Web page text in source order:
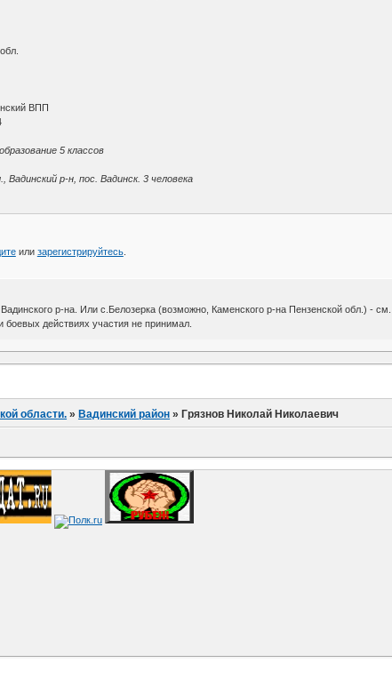
ВПП
5 классов
р-н, пос. Вадинск. 3 человека
или зарегистрируйтесь.
р-на. Или с.Белозерка (возможно, Каменского р-на Пензенской обл.) - см.
действиях участия не принимал.
области. »Вадинский район »Грязнов Николай Николаевич